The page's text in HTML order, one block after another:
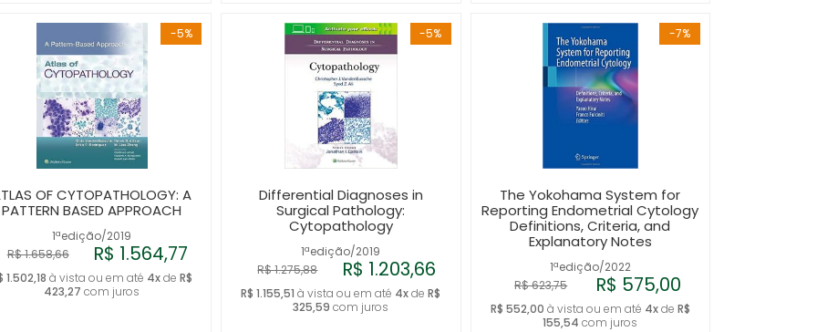
-5%
1ªedição/2019
OF CYTOPATHOLOGY: A
PATTERN BASED APPROACH
R$ 1.658,66 R$ 1.564,77
1.502,18 à vista ou em até 4xdeR$
423,27 com juros
-5%
1ªedição/2019
Differential Diagnoses in
Surgical Pathology:
Cytopathology
R$ 1.275,88 R$ 1.203,66
R$ 1.155,51 à vista ou em até 4xdeR$
325,59 com juros
-7%
1ªedição/2022
The Yokohama System for
Reporting Endometrial Cytology
Definitions, Criteria, and
Explanatory Notes
R$ 623,75 R$ 575,00
R$ 552,00 à vista ou em até 4xde R$
155,54 com juros